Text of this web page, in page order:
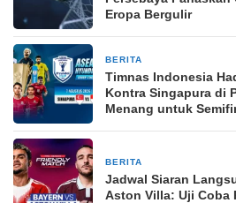
Eropa Bergulir
BERITA
Timnas Indonesia
Kontra Singapura di
Menang untuk
BERITA
Jadwal Siaran
Aston Villa: Uji Coba